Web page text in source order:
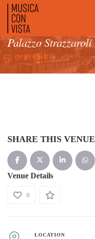
Palazzo Strazzaroli
SHARE THIS VENUE
Venue Details
0
LOCATION